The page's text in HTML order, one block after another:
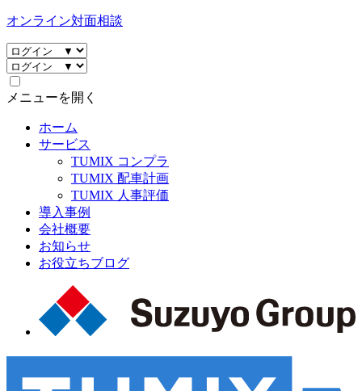
オンライン対面相談
メニューを開く
ホーム
サービス
TUMIX コンプラ
TUMIX 配車計画
TUMIX 人事評価
導入事例
会社概要
お知らせ
お役立ちブログ